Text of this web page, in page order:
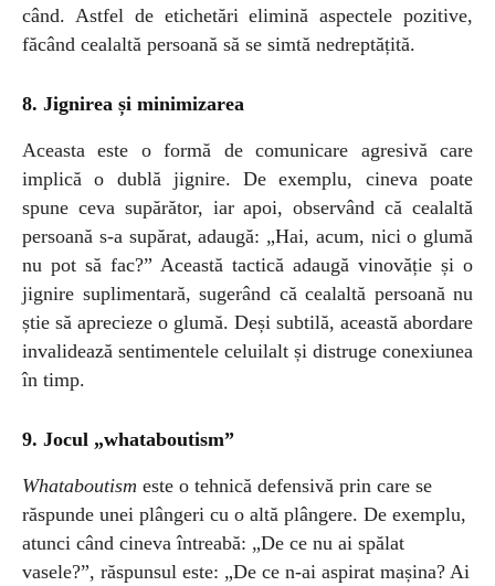
când. Astfel de etichetări elimină aspectele pozitive,
făcând cealaltă persoană să se simtă nedreptățită.
8. Jignirea și minimizarea
Aceasta este o formă de comunicare agresivă care
implică o dublă jignire. De exemplu, cineva poate
spune ceva supărător, iar apoi, observând că cealaltă
persoană s-a supărat, adaugă: „Hai, acum, nici o glumă
nu pot să fac?” Această tactică adaugă vinovăție și o
jignire suplimentară, sugerând că cealaltă persoană nu
știe să aprecieze o glumă. Deși subtilă, această abordare
invalidează sentimentele celuilalt și distruge conexiunea
în timp.
9. Jocul „whataboutism”
Whataboutism este o tehnică defensivă prin care se
răspunde unei plângeri cu o altă plângere. De exemplu,
atunci când cineva întreabă: „De ce nu ai spălat
vasele?”, răspunsul este: „De ce n-ai aspirat mașina? Ai